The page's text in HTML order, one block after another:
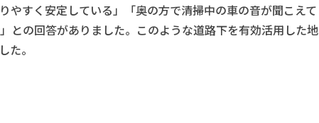
やすく安定している」「奥の方で清掃中の車の音が聞こえて
との回答がありました。このような道路下を有効活用した地
た。